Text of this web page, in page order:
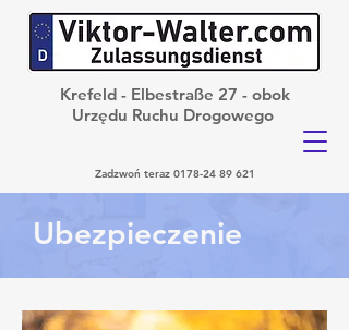
Zadzwoń teraz 0178-24 89 621
Krefeld - Elbestraße 27 - obok
Urzędu Ruchu Drogowego
Ubezpieczenie